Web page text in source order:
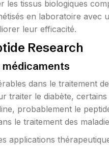
tissus biologiques
en laboratoire avec
leur efficacité.
Research
dans le traitement
traiter le diabète,
probablement le
le traitement des
applications